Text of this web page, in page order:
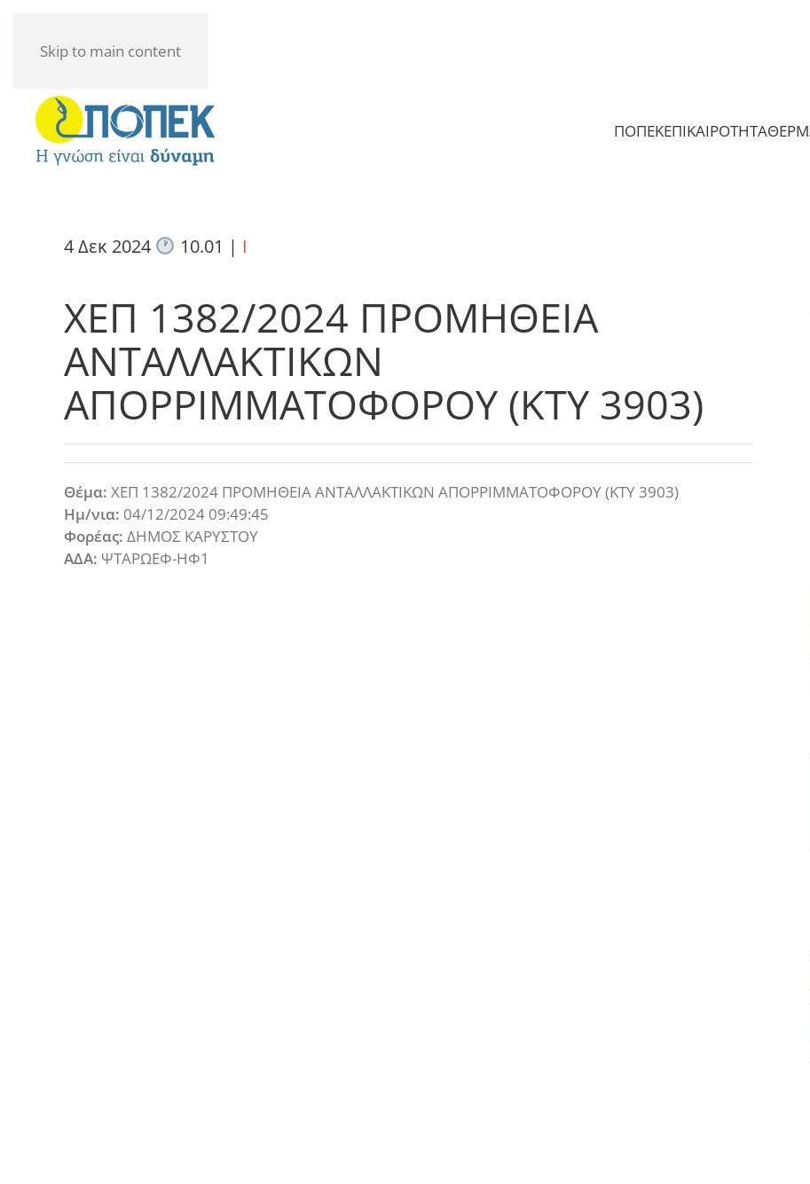
Skip to main content
ΠΟΠΕΚΕΠΙΚΑΙΡΟΤΗΤΑ
4 Δεκ 2024 10.01 | I
ΧΕΠ 1382/2024 ΠΡΟΜΗΘΕΙΑ
ΑΝΤΑΛΛΑΚΤΙΚΩΝ
ΑΠΟΡΡΙΜΜΑΤΟΦΟΡΟΥ (ΚΤΥ 3903)
Θέμα: ΧΕΠ 1382/2024 ΠΡΟΜΗΘΕΙΑ ΑΝΤΑΛΛΑΚΤΙΚΩΝ ΑΠΟΡΡΙΜΜΑΤΟΦΟΡΟΥ (ΚΤΥ 3903)
Ημ/νια: 04/12/2024 09:49:45
Φορέας: ΔΗΜΟΣ ΚΑΡΥΣΤΟΥ
ΑΔΑ: ΨΤΑΡΩΕΦ-ΗΦ1